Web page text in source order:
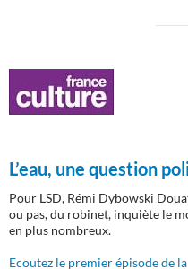
L’eau, une question
Pour LSD, Rémi Dybowski
ou pas, du robinet, inquiète le
en plus nombreux.
Ecoutez le premier épisode de